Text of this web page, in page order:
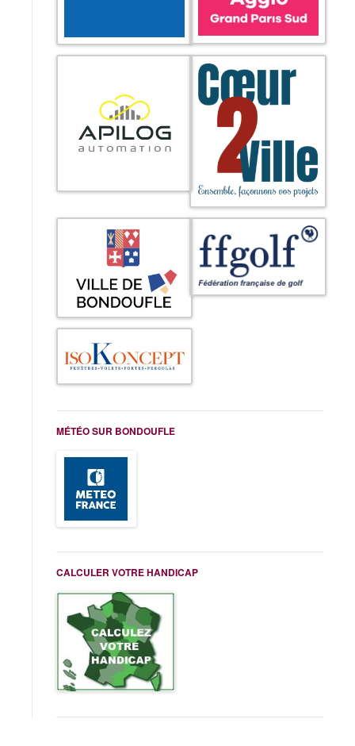
MÉTÉO SUR BONDOUFLE
CALCULER VOTRE HANDICAP